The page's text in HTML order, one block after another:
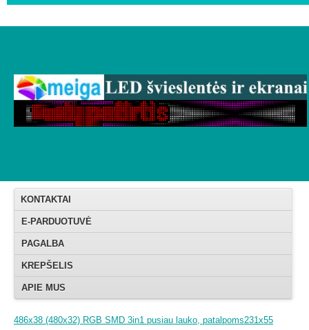
KONTAKTAI
E-PARDUOTUVĖ
PAGALBA
KREPŠELIS
APIE MUS
486x38 (480x32) RGB SMD 3in1 pusiau lauko, patalpoms231x55